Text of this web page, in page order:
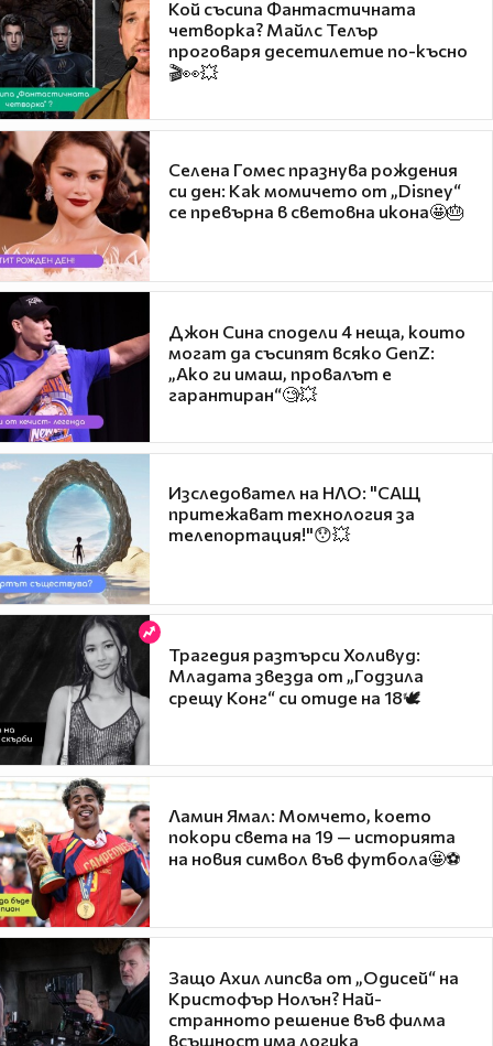
Кой съсипа Фантастичната
четворка? Майлс Телър
проговаря десетилетие по-късно
🎬👀💥
Селена Гомес празнува рождения
си ден: Как момичето от „Disney“
се превърна в световна икона🤩🎂
Джон Сина сподели 4 неща, които
могат да съсипят всяко GenZ:
„Ако ги имаш, провалът е
гарантиран“🧐💥
Изследовател на НЛО: "САЩ
притежават технология за
телепортация!"😯💥
Трагедия разтърси Холивуд:
Младата звезда от „Годзила
срещу Конг“ си отиде на 18🕊️
Ламин Ямал: Момчето, което
покори света на 19 — историята
на новия символ във футбола🤩⚽
Защо Ахил липсва от „Одисей“ на
Кристофър Нолън? Най-
странното решение във филма
всъщност има логика